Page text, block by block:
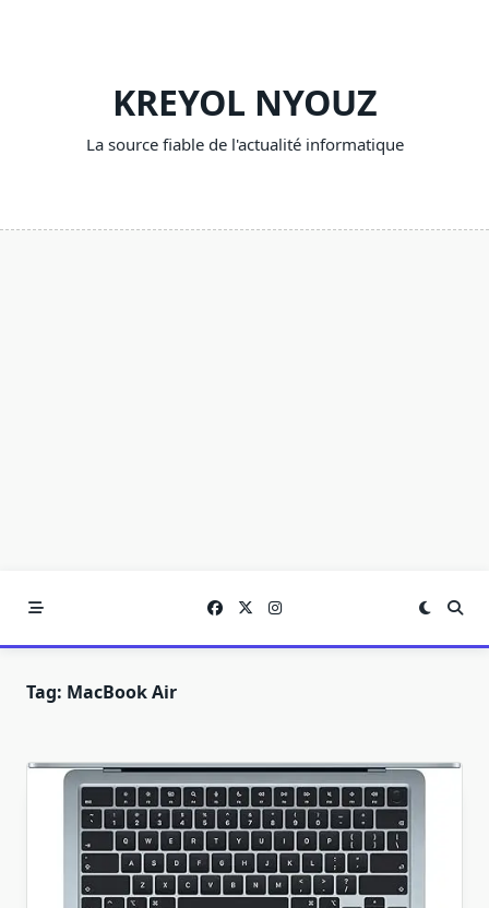
KREYOL NYOUZ
La source fiable de l'actualité informatique
Tag: MacBook Air